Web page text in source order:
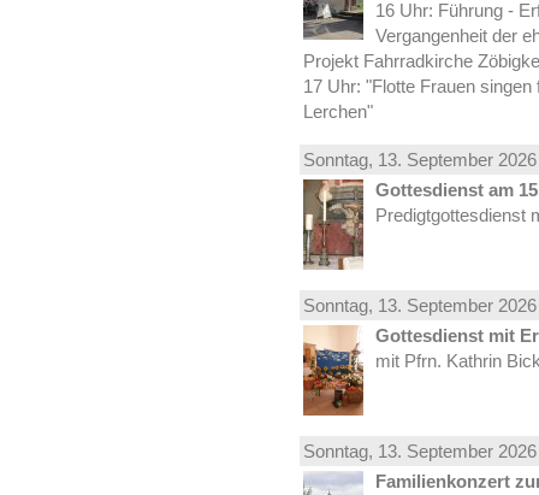
16 Uhr: Führung -
Vergangenheit der
Projekt Fahrradkirche
17 Uhr: "Flotte Frauen
Lerchen"
Sonntag, 13. September
Gottesdienst am
Predigtgottesdienst
Sonntag, 13. September
Gottesdienst mit
mit Pfrn. Kathrin
Sonntag, 13. September
Familienkonzert